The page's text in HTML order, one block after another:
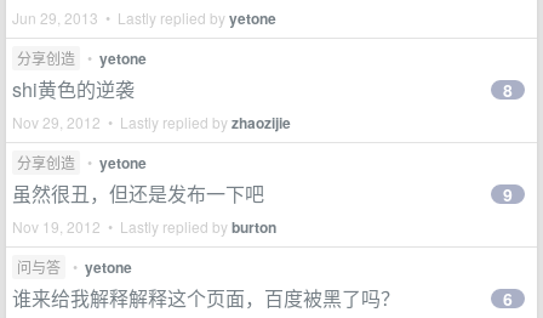
Jun 29, 2013 • Lastly replied byyetone
分享创造 • yetone
shi黄色的逆袭
Nov 29, 2012 • Lastly replied byzhaozijie
8
分享创造 • yetone
虽然很丑，但还是发布一下吧
Nov 19, 2012 • Lastly replied byburton
9
问与答 • yetone
谁来给我解释解释这个页面，百度被黑了吗？ 6